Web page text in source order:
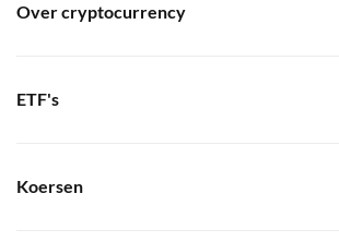
Over cryptocurrency
ETF's
Koersen